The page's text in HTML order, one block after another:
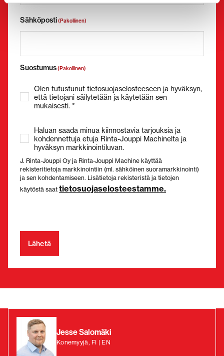
Sähköposti(Pakollinen)
Suostumus(Pakollinen)
Olen tutustunut tietosuojaselosteeseen ja hyväksyn,
että tietojani säilytetään ja käytetään sen
mukaisesti. *
Haluan saada minua kiinnostavia tarjouksia ja
kohdennettuja etuja Rinta-Jouppi Machinelta ja
hyväksyn markkinointiluvan.
J. Rinta-Jouppi Oy ja Rinta-Jouppi Machine käyttää
rekisteritietoja markkinointiin (ml. sähköinen suoramarkkinointi)
ja sen kohdentamiseen. Lisätietoja rekisteristä ja tietojen
käytöstä saat tietosuojaselosteestamme.
Jesse Salomäki
Konemyyjä, FI | EN